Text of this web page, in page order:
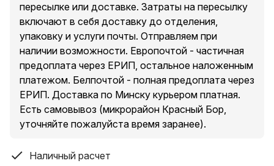
пересылке или доставке. Затраты на пересылку
включают в себя доставку до отделения,
упаковку и услуги почты. Отправляем при
наличии возможности. Европочтой - частичная
предоплата через ЕРИП, остальное наложенным
платежом. Белпочтой - полная предоплата через
ЕРИП. Доставка по Минску курьером платная.
Есть самовывоз (микрорайон Красный Бор,
уточняйте пожалуйста время заранее).
Наличный расчет